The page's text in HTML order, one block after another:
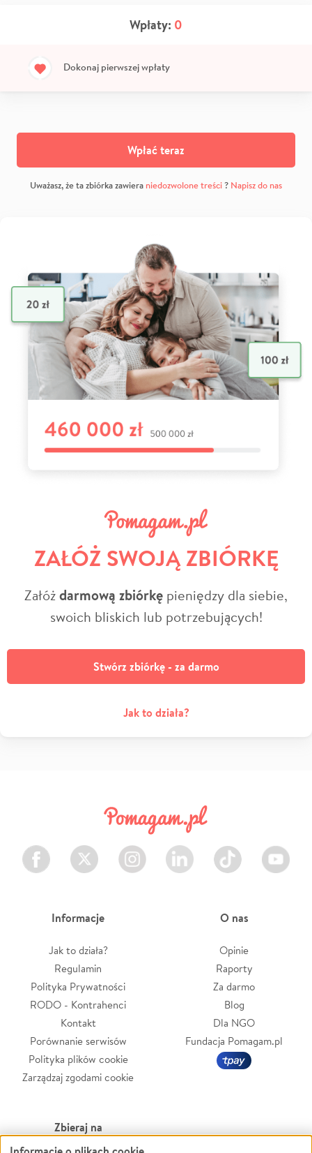
Wpłaty: 0
Dokonaj pierwszej wpłaty
Wpłać teraz
Uważasz, że ta zbiórka zawiera niedozwolone treści? Napisz do nas
ZAŁÓŻ SWOJĄ ZBIÓRKĘ
Załóżdarmową zbiórkę pieniędzy dla siebie,
swoich bliskich lub potrzebujących!
Stwórz zbiórkę - za darmo
Jak to działa?
Facebook Twitter Instagram LinkedIn TikTok Youtube
Informacje
Jak to działa?
Regulamin
Polityka Prywatności
RODO - Kontrahenci
Kontakt
Porównanie serwisów
Polityka plików cookie
Zarządzaj zgodami cookie
O nas
Opinie
Raporty
Za darmo
Blog
Dla NGO
Fundacja Pomagam.pl
Zbieraj na